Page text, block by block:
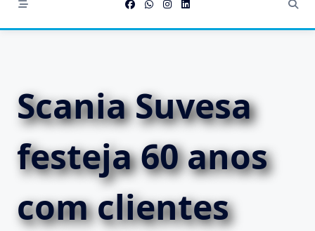
Scania Suvesa
festeja 60 anos
com clientes